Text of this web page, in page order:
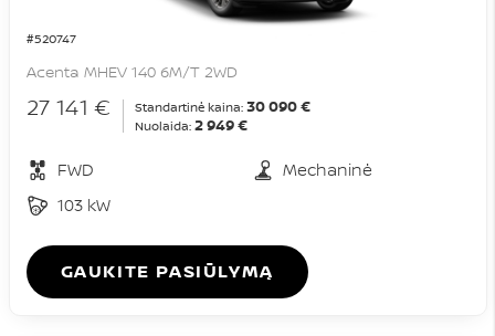
#520747
Acenta MHEV 140 6M/T 2WD
27 141 € Standartinė kaina: 30 090 €
Nuolaida: 2 949 €
FWD
Mechaninė
103 kW
GAUKITE PASIŪLYMĄ